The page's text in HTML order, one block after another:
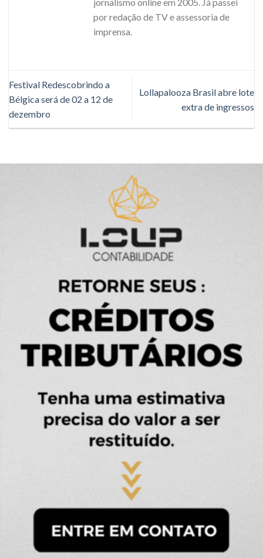
por redação de TV e assessoria de
imprensa.
Festival Redescobrindo a
Bélgica será de 02 a 12 de
dezembro
Lollapalooza Brasil abre lote
extra de ingressos